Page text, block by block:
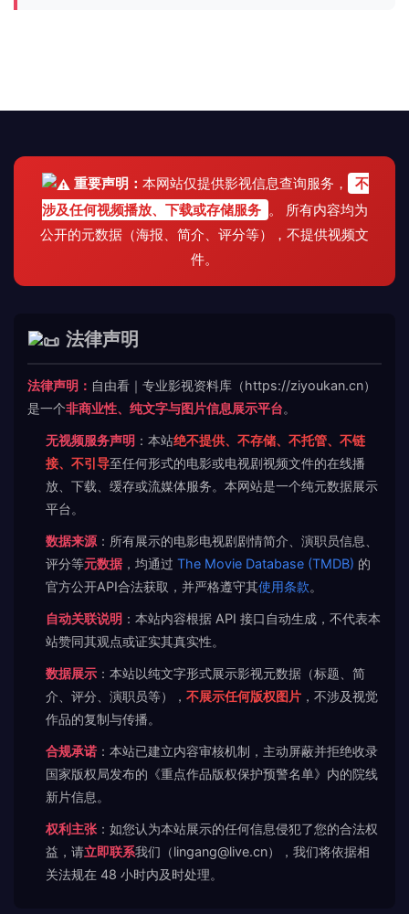
重要声明： 本网站仅提供影视信息查询服务，
不
涉及任何视频播放、下载或存储服务 。 所有内容均为
公开的元数据（海报、简介、评分等），不提供视频文
件。
法律声明
法律声明： 自由看｜专业影视资料库（https://ziyoukan.cn）
是一个非商业性、纯文字与图片信息展示平台。
无视频服务声明 ：本站绝不提供、不存储、不托管、不链
接、不引导至任何形式的电影或电视剧视频文件的在线播
放、下载、缓存或流媒体服务。本网站是一个纯元数据展示
平台。
数据来源 ：所有展示的电影电视剧剧情简介、演职员信息、
评分等元数据，均通过 The Movie Database (TMDB) 的
官方公开API合法获取，并严格遵守其使用条款。
自动关联说明 ：本站内容根据 API 接口自动生成，不代表本
站赞同其观点或证实其真实性。
数据展示 ：本站以纯文字形式展示影视元数据（标题、简
介、评分、演职员等）， 不展示任何版权图片 ，不涉及视觉
作品的复制与传播。
合规承诺 ：本站已建立内容审核机制，主动屏蔽并拒绝收录
国家版权局发布的《重点作品版权保护预警名单》内的院线
新片信息。
权利主张 ：如您认为本站展示的任何信息侵犯了您的合法权
益，请立即联系我们（lingang@live.cn），我们将依据相
关法规在 48 小时内及时处理。